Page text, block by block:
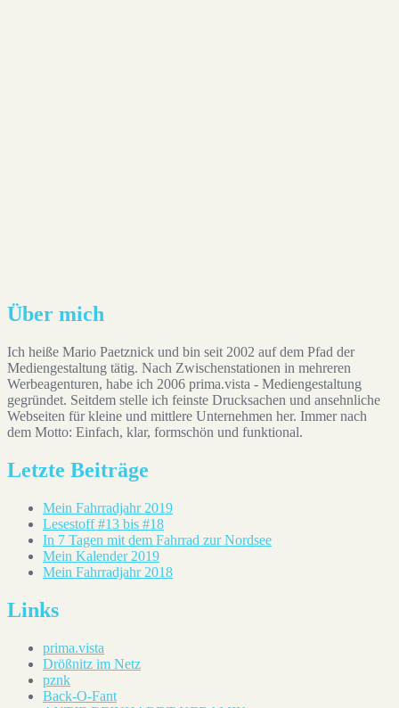
Über mich
Ich heiße Mario Paetznick und bin seit 2002 auf dem Pfad der
Mediengestaltung tätig. Nach Zwischenstationen in mehreren
Werbeagenturen, habe ich 2006 prima.vista - Mediengestaltung
gegründet. Seitdem stelle ich feinste Drucksachen und ansehnliche
Webseiten für kleine und mittlere Unternehmen her. Immer nach
dem Motto: Einfach, klar, formschön und funktional.
Letzte Beiträge
Mein Fahrradjahr 2019
Lesestoff #13 bis #18
In 7 Tagen mit dem Fahrrad zur Nordsee
Mein Kalender 2019
Mein Fahrradjahr 2018
Links
prima.vista
Drößnitz im Netz
pznk
Back-O-Fant